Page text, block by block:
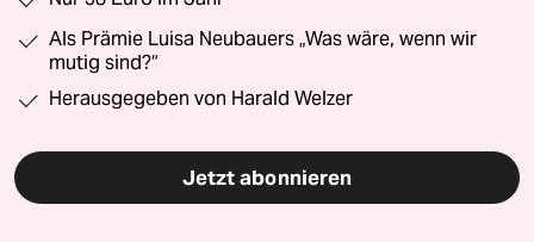
Als Prämie Luisa Neubauers „Was wäre, wenn wir
mutig sind?“
Herausgegeben von Harald Welzer
Jetzt abonnieren